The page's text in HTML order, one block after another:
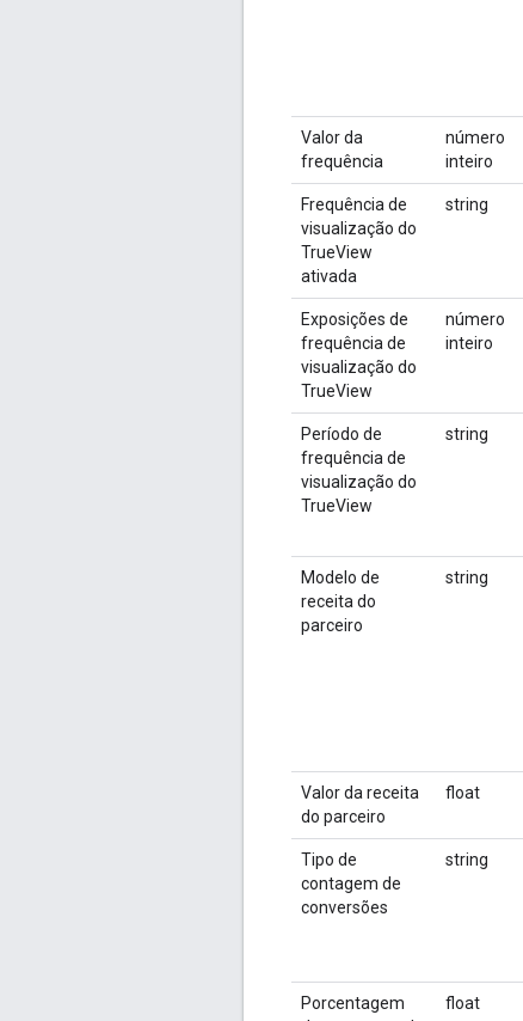
Valor da
frequência
número
inteiro
Frequência de
visualização do
TrueView
ativada
string
Exposições de
frequência de
visualização do
TrueView
número
inteiro
Período de
frequência de
visualização do
TrueView
string
Modelo de
receita do
parceiro
string
Valor da receita
do parceiro
float
Tipo de
contagem de
conversões
string
Porcentagem
float